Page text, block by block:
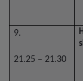
9.
21.25 – 21.30